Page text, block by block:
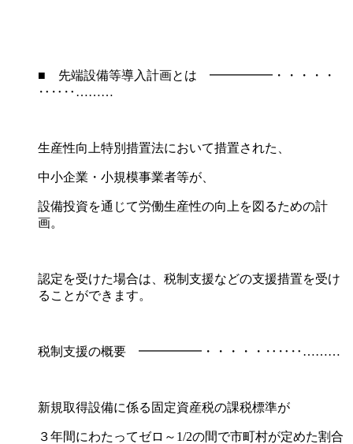
■ 先端設備等導入計画とは ━━━━━・・・・・
‥‥‥………
生産性向上特別措置法において措置された、
中小企業・小規模事業者等が、
設備投資を通じて労働生産性の向上を図るための計
画。
認定を受けた場合は、税制支援などの支援措置を受け
ることができます。
税制支援の概要 ━━━━━・・・・・‥‥‥………
新規取得設備に係る固定資産税の課税標準が
３年間にわたってゼロ～1/2の間で市町村が定めた割合